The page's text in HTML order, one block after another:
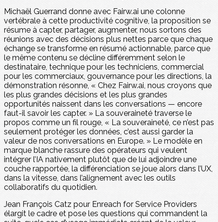
Michaël Guerrand donne avec Fairw.ai une colonne
vertébrale à cette productivité cognitive, la proposition se
résume à capter, partager, augmenter, nous sortons des
réunions avec des décisions plus nettes parce que chaque
échange se transforme en résumé actionnable, parce que
le même contenu se décline différemment selon le
destinataire, technique pour les techniciens, commercial
pour les commerciaux, gouvernance pour les directions, la
démonstration résonne, « Chez Fairw.ai, nous croyons que
les plus grandes décisions et les plus grandes
opportunités naissent dans les conversations — encore
faut-il savoir les capter. » La souveraineté traverse le
propos comme un fil rouge, « La souveraineté, ce n’est pas
seulement protéger les données, c’est aussi garder la
valeur de nos conversations en Europe. » Le modèle en
marque blanche rassure des opérateurs qui veulent
intégrer l’IA nativement plutôt que de lui adjoindre une
couche rapportée, la différenciation se joue alors dans l’UX,
dans la vitesse, dans l’alignement avec les outils
collaboratifs du quotidien.
Jean François Catz pour Enreach for Service Providers
élargit le cadre et pose les questions qui commandent la